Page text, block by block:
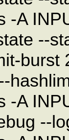
-A
--
burst
-A
--